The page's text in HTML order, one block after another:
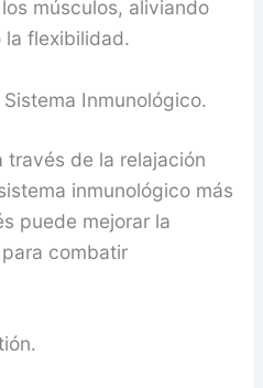
músculos, aliviando
la flexibilidad.
Inmunológico.
través de la relajación
inmunológico más
puede mejorar la
combatir